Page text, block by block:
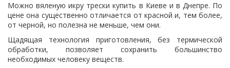
Можно вяленую икру трески купить в Киеве и в Днепре. По
цене она существенно отличается от красной и, тем более,
от черной, но полезна не меньше, чем они.
Щадящая технология приготовления, без термической
обработки, позволяет сохранить большинство
необходимых человеку веществ.